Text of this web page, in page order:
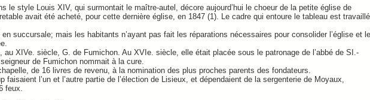
le style Louis XIV, qui surmontait le maître-autel, décore aujourd’hui le choeur de la petite église de
avait été acheté, pour cette dernière église, en 1847 (1). Le cadre qui entoure le tableau est travaillé
succursale; mais les habitants n’ayant pas fait les réparations nécessaires pour consolider l’église et le
au XIVe. siècle, G. de Fumichon. Au XVIe. siècle, elle était placée sous le patronage de l’abbé de SI.-
de Fumichon nommait à la cure.
de 16 livres de revenu, à la nomination des plus proches parents des fondateurs.
faisaient l’un et l’autre partie de l’élection de Lisieux, et dépendaient de la sergenterie de Moyaux,
feux.